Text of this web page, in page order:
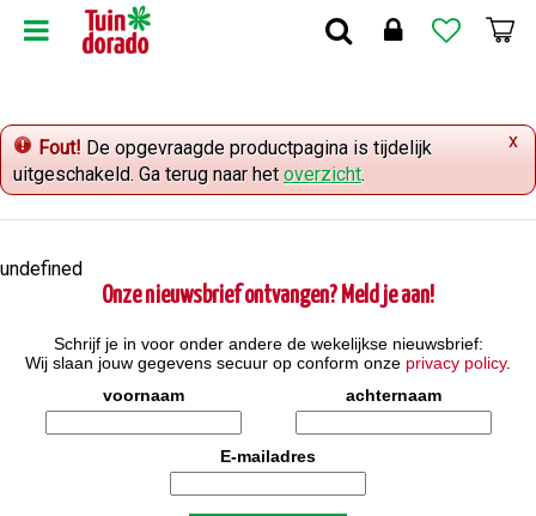
r
o
n
e
x
Fout! De opgevraagde productpagina is tijdelijk
uitgeschakeld. Ga terug naar hetoverzicht.
undefined
Onze nieuwsbrief ontvangen? Meld je aan!
Schrijf je in voor onder andere de wekelijkse nieuwsbrief:
Wij slaan jouw gegevens secuur op conform onze privacy policy.
voornaam
achternaam
E-mailadres